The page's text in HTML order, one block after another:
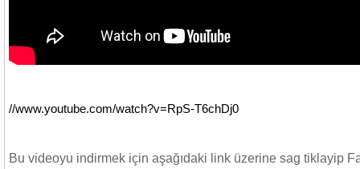
//www.youtube.com/watch?v=RpS-T6chDj0
Bu videoyu indirmek için aşağıdaki link üzerine sag tiklayip